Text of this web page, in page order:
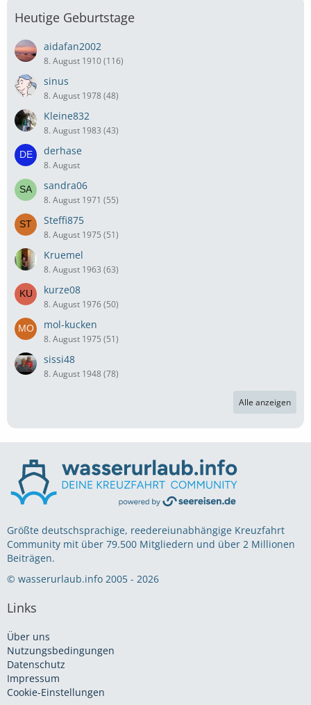
Heutige Geburtstage
aidafan2002
8. August 1910 (116)
sinus
8. August 1978 (48)
Kleine832
8. August 1983 (43)
derhase
8. August
sandra06
8. August 1971 (55)
Steffi875
8. August 1975 (51)
Kruemel
8. August 1963 (63)
kurze08
8. August 1976 (50)
mol-kucken
8. August 1975 (51)
sissi48
8. August 1948 (78)
Alle anzeigen
Größte deutschsprachige, reedereiunabhängige Kreuzfahrt
Community mit über 79.500 Mitgliedern und über 2 Millionen
Beiträgen.
© wasserurlaub.info 2005 - 2026
Links
Über uns
Nutzungsbedingungen
Datenschutz
Impressum
Cookie-Einstellungen